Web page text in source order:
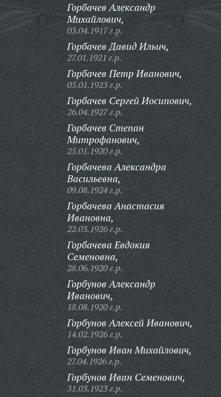
Горбачев Александр
Михайлович,
03.04.1917 г.р.
Горбачев Давид Ильич,
27.01.1921 г.р.
Горбачев Петр Иванович,
05.01.1923 г.р.
Горбачев Сергей Иосипович,
26.04.1927 г.р.
Горбачев Степан
Митрофанович,
25.01.1920 г.р.
Горбачева Александра
Васильевна,
09.08.1924 г.р.
Горбачева Анастасия
Ивановна,
22.03.1926 г.р.
Горбачева Евдокия
Семеновна,
28.06.1920 г.р.
Горбунов Александр
Иванович,
18.08.1920 г.р.
Горбунов Алексей Иванович,
14.02.1926 г.р.
Горбунов Иван Михайлович,
27.04.1926 г.р.
Горбунов Иван Семенович,
31.03.1923 г.р.